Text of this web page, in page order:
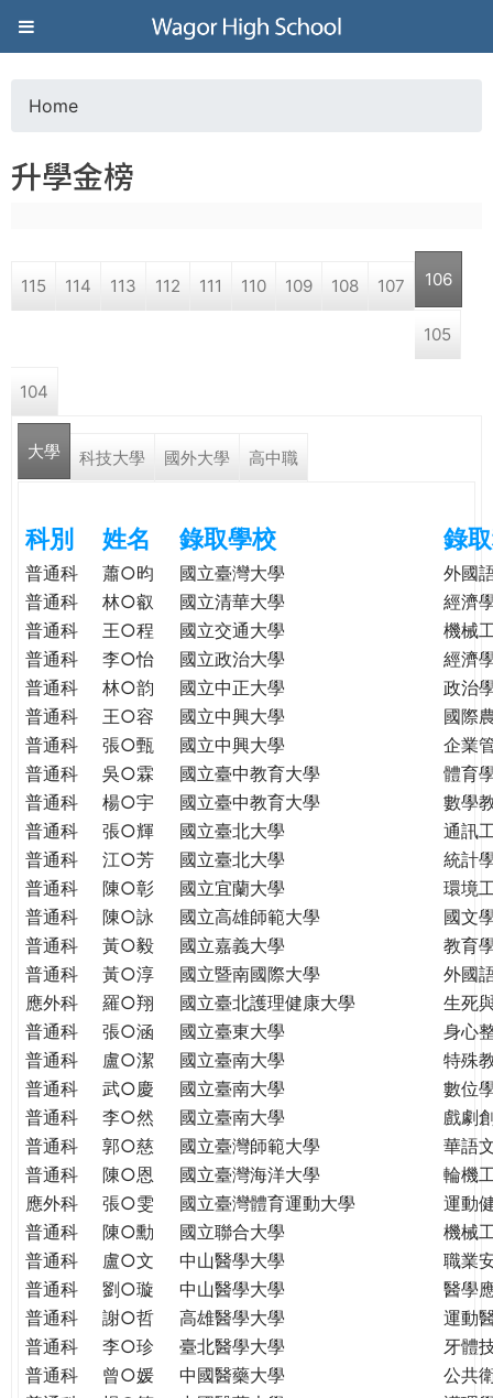
Jump to navigation
葳
格
高
學
際．
格。
民。
WAGOR
TODAY
THE
WORLD
TOMORROW
PUTTING
YOU
ON
THE
PATH
GLOBAL
CITIZENSHIP
o
a
e
h
r
e
Home
升學金榜
115 114 113 112 111 110 109 108 107 106
105
104
大學 科技大學 國外大學 高中職
科別 姓名 錄取學校 錄
普通科 蕭○昀 國立臺灣大學
外國
普通科
林○叡 國立清華大學
經濟
普通科
王○程 國立交通大學
機械
普通科
李○怡 國立政治大學
經濟
普通科
林○韵 國立中正大學
政治
普通科
王○容 國立中興大學
國際
普通科
張○甄 國立中興大學
企業
普通科
吳○霖 國立臺中教育大學
體育
普通科
楊○宇 國立臺中教育大學
數學
普通科
張○輝 國立臺北大學
通訊
普通科
江○芳 國立臺北大學
統計
普通科
陳○彰 國立宜蘭大學
環境
普通科
陳○詠 國立高雄師範大學
國文
普通科
黃○毅 國立嘉義大學
教育
普通科
黃○淳 國立暨南國際大學
外國
應外科
羅○翔 國立臺北護理健康大學
生死
普通科
張○涵 國立臺東大學
身心
普通科
盧○潔 國立臺南大學
特殊
普通科
武○慶 國立臺南大學
數位
普通科
李○然 國立臺南大學
戲劇
普通科
郭○慈 國立臺灣師範大學
華語
普通科
陳○恩 國立臺灣海洋大學
輪機
應外科
張○雯 國立臺灣體育運動大學
運動
普通科
陳○勳 國立聯合大學
機械
普通科
盧○文 中山醫學大學
職業
普通科
劉○璇 中山醫學大學
醫學
普通科
謝○哲 高雄醫學大學
運動
普通科
李○珍 臺北醫學大學
牙體
普通科
曾○媛 中國醫藥大學
公共